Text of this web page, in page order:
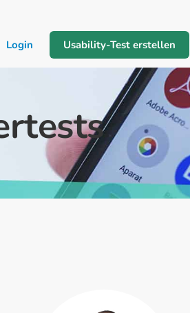
Login Usability-Test erstellen